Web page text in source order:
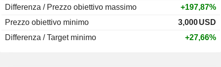
Differenza / Prezzo obiettivo massimo
+197,87%
Prezzo obiettivo minimo
3,000USD
Differenza / Target minimo
+27,66%